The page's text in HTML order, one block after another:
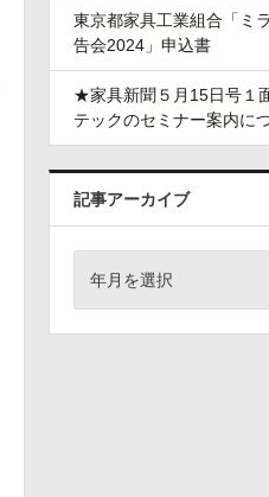
東京都家具工業組合「ミ
告会2024」申込書
★家具新聞５月15日号１
テックのセミナー案内に
記事アーカイブ
年月を選択